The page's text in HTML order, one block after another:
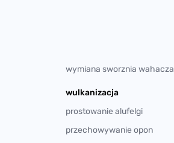
wymiana sworznia wahacza
wulkanizacja
prostowanie alufelgi
przechowywanie opon